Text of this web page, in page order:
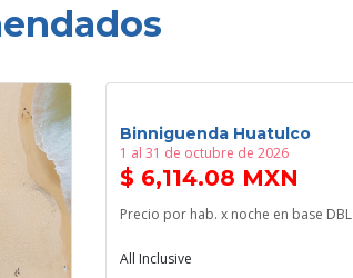
Binniguenda Huatulco
1 al 31 de octubre de 2026
$ 6,114.08 MXN
Precio por hab. x noche en base DBL
All Inclusive